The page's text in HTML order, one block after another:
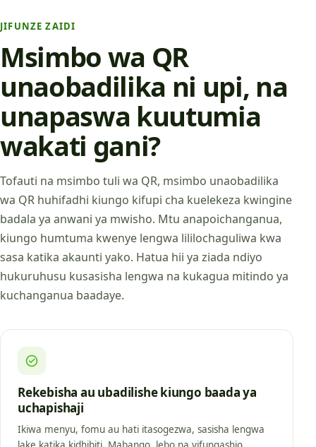
JIFUNZE ZAIDI
Msimbo wa QR
unaobadilika ni upi, na
unapaswa kuutumia
wakati gani?
Tofauti na msimbo tuli wa QR, msimbo unaobadilika
wa QR huhifadhi kiungo kifupi cha kuelekeza kwingine
badala ya anwani ya mwisho. Mtu anapoichanganua,
kiungo humtuma kwenye lengwa lililochaguliwa kwa
sasa katika akaunti yako. Hatua hii ya ziada ndiyo
hukuruhusu kusasisha lengwa na kukagua mitindo ya
kuchanganua baadaye.
Rekebisha au ubadilishe kiungo baada ya
uchapishaji
Ikiwa menyu, fomu au hati itasogezwa, sasisha lengwa